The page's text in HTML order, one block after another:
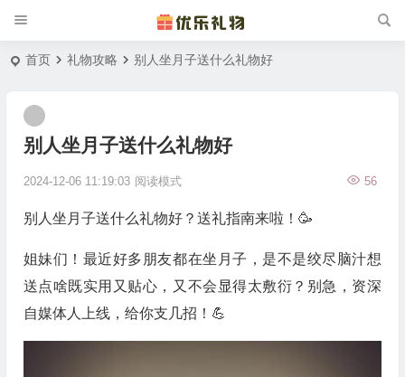
首页 礼物攻略 别人坐月子送什么礼物好
别人坐月子送什么礼物好
2024-12-06 11:19:03 56
阅读模式
别人坐月子送什么礼物好？送礼指南来啦！🥳
姐妹们！最近好多朋友都在坐月子，是不是绞尽脑汁想
送点啥既实用又贴心，又不会显得太敷衍？别急，资深
自媒体人上线，给你支几招！💪